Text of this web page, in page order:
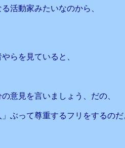
活動家みたいなのから、
らを見ていると、
意見を言いましょう、だの、
ぶって尊重するフリをするのだ